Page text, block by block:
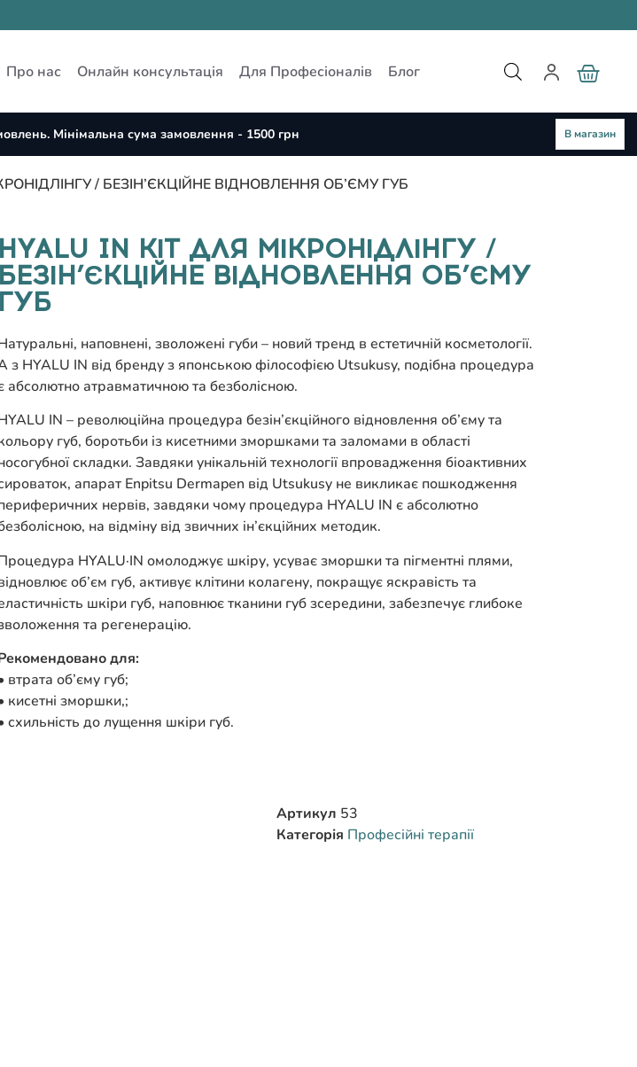
Про нас Онлайн консультація Для Професіоналів Блог
Мінімальна сума замовлення - 1500 грн В магазин
/ БЕЗІН’ЄКЦІЙНЕ ВІДНОВЛЕННЯ ОБ’ЄМУ ГУБ
HYALU IN КІТ ДЛЯ МІКРОНІДЛІНГУ /
БЕЗІН’ЄКЦІЙНЕ ВІДНОВЛЕННЯ ОБ’ЄМУ
ГУБ
наповнені, зволожені губи – новий тренд в естетичній косметології.
з HYALU IN від бренду з японською філософією Utsukusy, подібна процедура
абсолютно атравматичною та безболісною.
IN – революційна процедура безін’єкційного відновлення об’єму та
губ, боротьби із кисетними зморшками та заломами в області
складки. Завдяки унікальній технології впровадження біоактивних
апарат Enpitsu Dermapen від Utsukusy не викликає пошкодження
нервів, завдяки чому процедура HYALU IN є абсолютно
на відміну від звичних ін’єкційних методик.
HYALU·IN омолоджує шкіру, усуває зморшки та пігментні плями,
об’єм губ, активує клітини колагену, покращує яскравість та
шкіри губ, наповнює тканини губ зсередини, забезпечує глибоке
та регенерацію.
для:
втрата об’єму губ;
кисетні зморшки,;
схильність до лущення шкіри губ.
Артикул 53
Категорія Професійні терапії